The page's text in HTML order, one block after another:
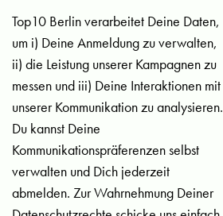
Top10 Berlin verarbeitet Deine Daten,
um i) Deine Anmeldung zu verwalten,
ii) die Leistung unserer Kampagnen zu
messen und iii) Deine Interaktionen mit
unserer Kommunikation zu analysieren.
Du kannst Deine
Kommunikationspräferenzen selbst
verwalten und Dich jederzeit
abmelden. Zur Wahrnehmung Deiner